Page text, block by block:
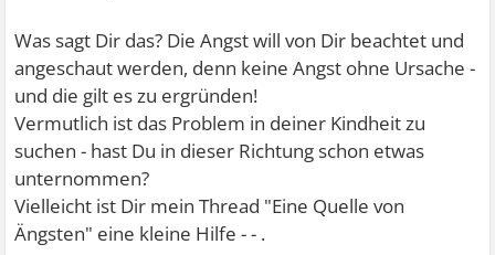
Was sagt Dir das? Die Angst will von Dir beachtet und
angeschaut werden, denn keine Angst ohne Ursache -
und die gilt es zu ergründen!
Vermutlich ist das Problem in deiner Kindheit zu
suchen - hast Du in dieser Richtung schon etwas
unternommen?
Vielleicht ist Dir mein Thread "Eine Quelle von
Ängsten" eine kleine Hilfe - - .